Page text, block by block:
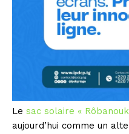
Le sac solaire «
aujourd’hui comme un